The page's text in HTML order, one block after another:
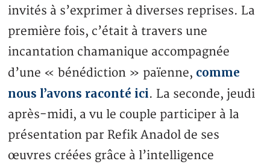
invités à s’exprimer à diverses reprises. La
première fois, c’était à travers une
incantation chamanique accompagnée
d’une « bénédiction » païenne, comme
nous l’avons raconté ici. La seconde, jeudi
après-midi, a vu le couple participer à la
présentation par Refik Anadol de ses
œuvres créées grâce à l’intelligence